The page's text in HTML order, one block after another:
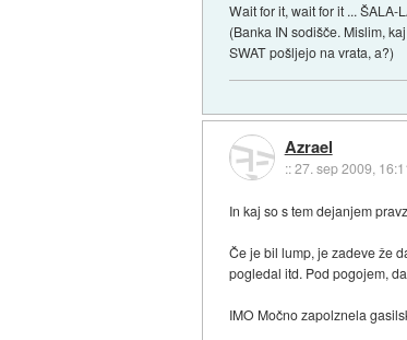
Wait for it, wait for it ... ŠALA-
(Banka IN sodišče. Mislim,
SWAT pošljejo na vrata, a?)
Azrael
::27. sep 2009,
In kaj so s tem dejanjem
Če je bil lump, je zadeve že
pogledal itd. Pod pogojem,
IMO Močno zapolznela